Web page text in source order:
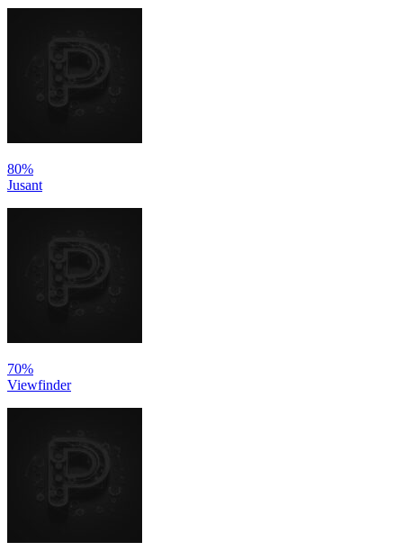
80%
Jusant
70%
Viewfinder